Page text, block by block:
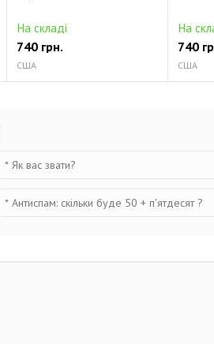
На складі
740 грн.
США
На
740
США